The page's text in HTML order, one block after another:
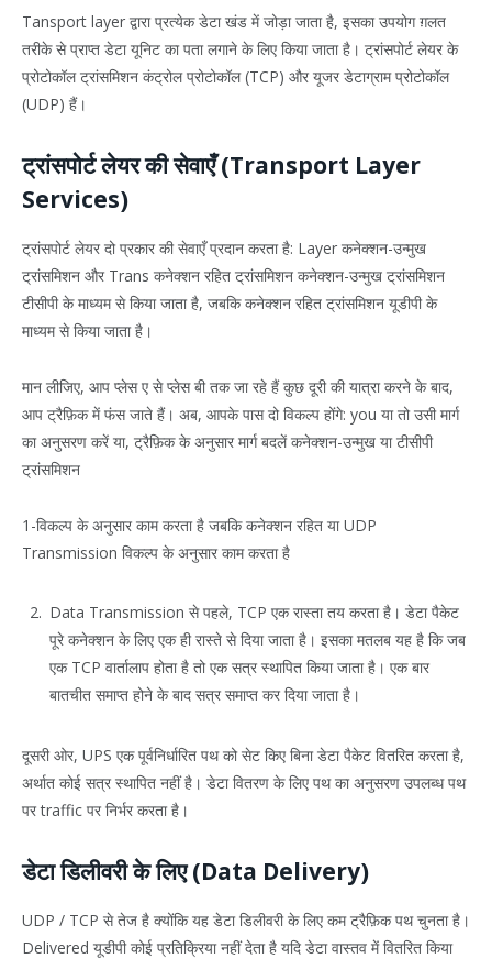
Tansport layer द्वारा प्रत्येक डेटा खंड में जोड़ा जाता है, इसका उपयोग ग़लत
तरीके से प्राप्त डेटा यूनिट का पता लगाने के लिए किया जाता है। ट्रांसपोर्ट लेयर के
प्रोटोकॉल ट्रांसमिशन कंट्रोल प्रोटोकॉल (TCP) और यूजर डेटाग्राम प्रोटोकॉल
(UDP) हैं।
ट्रांसपोर्ट लेयर की सेवाएँ (Transport Layer
Services)
ट्रांसपोर्ट लेयर दो प्रकार की सेवाएँ प्रदान करता है: Layer कनेक्शन-उन्मुख
ट्रांसमिशन और Trans कनेक्शन रहित ट्रांसमिशन कनेक्शन-उन्मुख ट्रांसमिशन
टीसीपी के माध्यम से किया जाता है, जबकि कनेक्शन रहित ट्रांसमिशन यूडीपी के
माध्यम से किया जाता है।
मान लीजिए, आप प्लेस ए से प्लेस बी तक जा रहे हैं कुछ दूरी की यात्रा करने के बाद,
आप ट्रैफ़िक में फंस जाते हैं। अब, आपके पास दो विकल्प होंगे: you या तो उसी मार्ग
का अनुसरण करें या, ट्रैफ़िक के अनुसार मार्ग बदलें कनेक्शन-उन्मुख या टीसीपी
ट्रांसमिशन
1-विकल्प के अनुसार काम करता है जबकि कनेक्शन रहित या UDP
Transmission विकल्प के अनुसार काम करता है
Data Transmission से पहले, TCP एक रास्ता तय करता है। डेटा पैकेट
पूरे कनेक्शन के लिए एक ही रास्ते से दिया जाता है। इसका मतलब यह है कि जब
एक TCP वार्तालाप होता है तो एक सत्र स्थापित किया जाता है। एक बार
बातचीत समाप्त होने के बाद सत्र समाप्त कर दिया जाता है।
दूसरी ओर, UPS एक पूर्वनिर्धारित पथ को सेट किए बिना डेटा पैकेट वितरित करता है,
अर्थात कोई सत्र स्थापित नहीं है। डेटा वितरण के लिए पथ का अनुसरण उपलब्ध पथ
पर traffic पर निर्भर करता है।
डेटा डिलीवरी के लिए (Data Delivery)
UDP / TCP से तेज है क्योंकि यह डेटा डिलीवरी के लिए कम ट्रैफ़िक पथ चुनता है।
Delivered यूडीपी कोई प्रतिक्रिया नहीं देता है यदि डेटा वास्तव में वितरित किया